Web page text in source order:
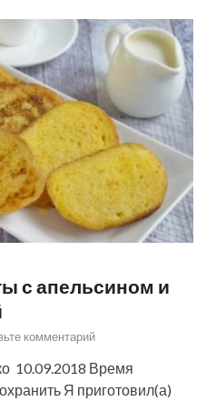
с апельсином и
комментарий
10.09.2018 Время
Я приготовил(а)